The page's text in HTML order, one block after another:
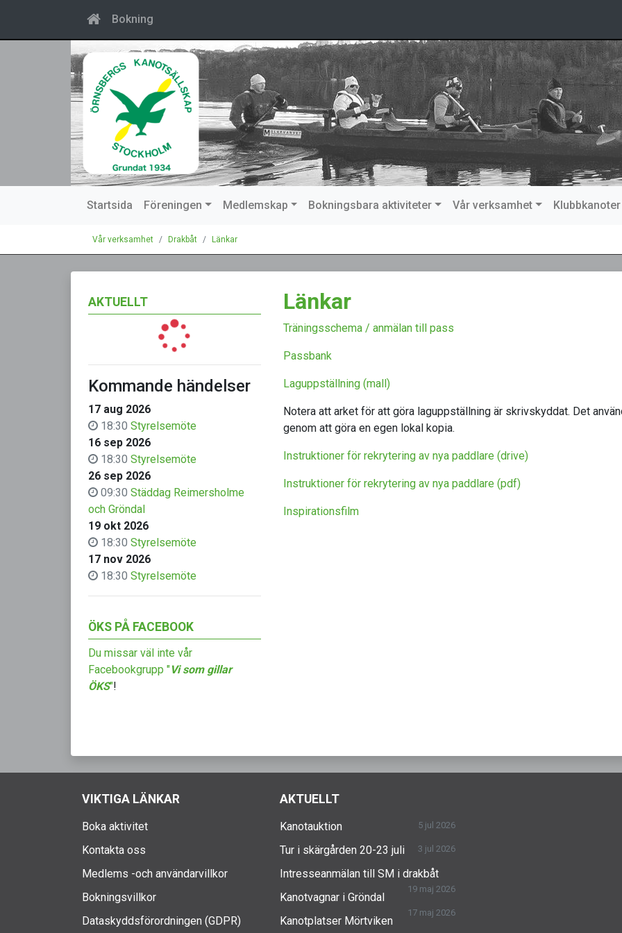
Bokning
Startsida Föreningen Medlemskap Bokningsbara aktiviteter Vår verksamhet Klubbkanoter
Vår verksamhet Drakbåt Länkar
AKTUELLT
Kommande händelser
17 aug 2026
18:30 Styrelsemöte
16 sep 2026
18:30 Styrelsemöte
26 sep 2026
09:30 Städdag Reimersholme
och Gröndal
19 okt 2026
18:30 Styrelsemöte
17 nov 2026
18:30 Styrelsemöte
ÖKS PÅ FACEBOOK
Du missar väl inte vår
Facebookgrupp "Vi som gillar
ÖKS"!
Länkar
Träningsschema / anmälan till pass
Passbank
Laguppställning (mall)
Notera att arket för att göra laguppställning är skrivskyddat. Det
genom att göra en egen lokal kopia.
Instruktioner för rekrytering av nya paddlare (drive)
Instruktioner för rekrytering av nya paddlare (pdf)
Inspirationsfilm
VIKTIGA LÄNKAR
Boka aktivitet
Kontakta oss
Medlems -och användarvillkor
Bokningsvillkor
Dataskyddsförordningen (GDPR)
AKTUELLT
Kanotauktion 5 jul 2026
Tur i skärgården 20-23 juli 3 jul 2026
Intresseanmälan till SM i drakbåt
19 maj 2026
Kanotvagnar i Gröndal
17 maj 2026
Kanotplatser Mörtviken